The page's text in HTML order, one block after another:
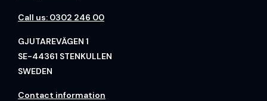
Call us: 0302 246 00
GJUTAREVÄGEN 1
SE-44361 STENKULLEN
SWEDEN
Contact information